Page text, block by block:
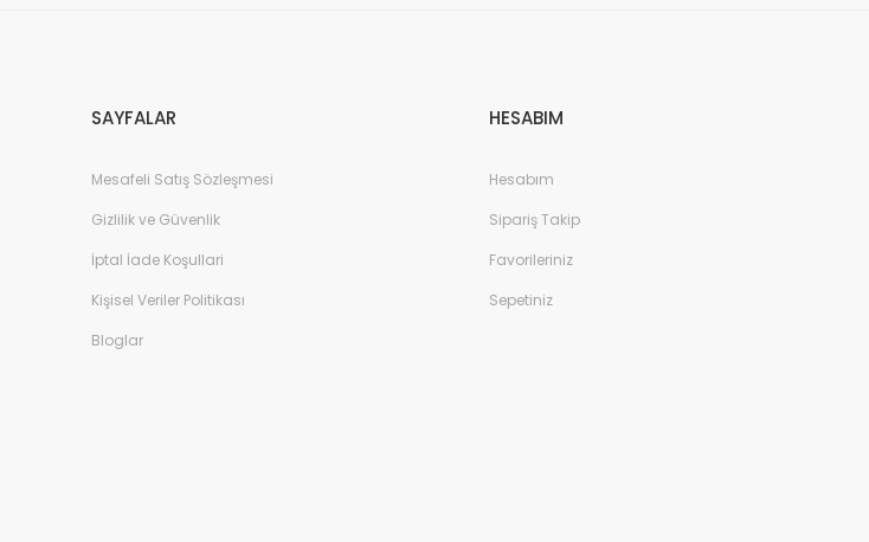
SAYFALAR
Mesafeli Satış Sözleşmesi
Gizlilik ve Güvenlik
İptal İade Koşullari
Kişisel Veriler Politikası
Bloglar
HESABIM
Hesabım
Sipariş Takip
Favorileriniz
Sepetiniz